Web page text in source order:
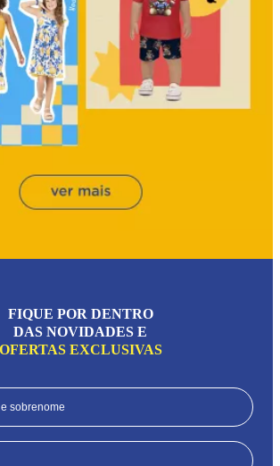
FIQUE POR DENTRO
DAS NOVIDADES E
OFERTAS EXCLUSIVAS